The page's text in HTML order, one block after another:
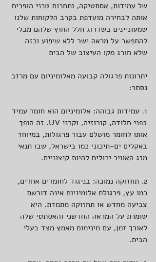
של עמידות, אסתטיקה, ותחכום טכני הופכים
אותה לבחירה מועדפת בקרב הלקוחות שלנו
שמעוניינים בשדרוג חלל החוץ שלהם מבלי
להתפשר על מראה ישר ללא שיפוע וכזה
שלא חורג מקו העיצוב של הבית
יתרונות פרגולה קבועה מאלומיניום עם מרזב
נסתר:
1. עמידות גבוהה: אלומיניום הוא חומר עמיד
בפני חלודה, קורוזיה, וקרני UV. זה הופך
אותו לחומר מושלם עבור פרגולות, במיוחד
באקלים ים-תיכוני כמו בישראל, שבו תנאי
מזג האוויר יכולים להיות קיצוניים.
2. תחזוקה נמוכה: בניגוד לחומרים אחרים,
כמו עץ, פרגולת אלומיניום אינה דורשת
צביעה מחדש או תחזוקה מתמדת. היא
שומרת על המראה החדשני והאסתטי שלה
לאורך זמן, עם מינימום מאמץ מצד בעלי
הבית.